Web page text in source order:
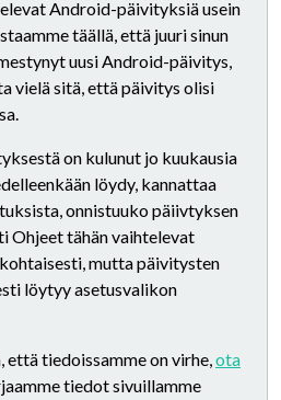
Android-päivityksiä usein
täällä, että juuri sinun
uusi Android-päivitys,
vielä sitä, että päivitys olisi
on kulunut jo kuukausia
löydy, kannattaa
onnistuuko päiivtyksen
Ohjeet tähän vaihtelevat
mutta päivitysten
löytyy asetusvalikon
että tiedoissamme on virhe,ota
tiedot sivuillamme